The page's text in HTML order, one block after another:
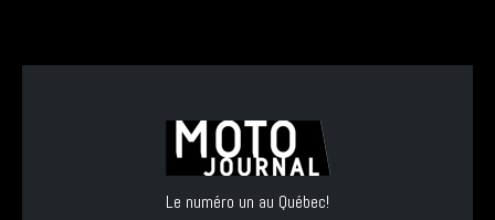
Le numéro un au Québec!